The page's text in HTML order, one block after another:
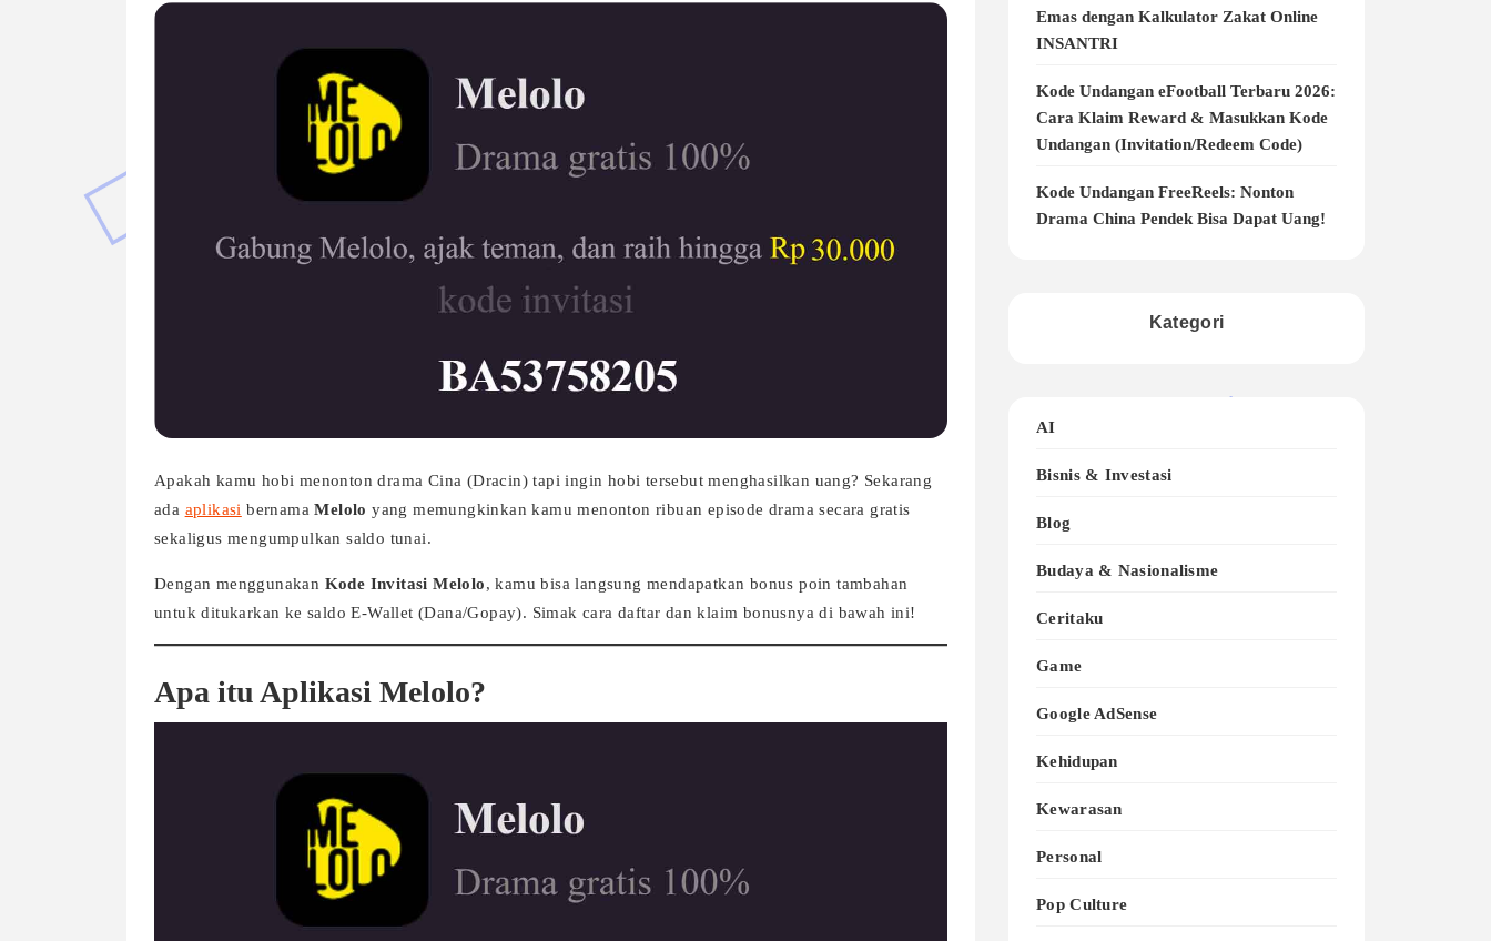
Apakah kamu hobi menonton drama Cina (Dracin) tapi ingin hobi tersebut menghasilkan uang? Sekarang
ada aplikasi bernamaMelolo yang memungkinkan kamu menonton ribuan episode drama secara gratis
sekaligus mengumpulkan saldo tunai.
Dengan menggunakan Kode Invitasi Melolo, kamu bisa langsung mendapatkan bonus poin tambahan
untuk ditukarkan ke saldo E-Wallet (Dana/Gopay). Simak cara daftar dan klaim bonusnya di bawah ini!
Apa itu Aplikasi Melolo?
Emas dengan Kalkulator Zakat Online
INSANTRI
Kode Undangan eFootball Terbaru 2026:
Cara Klaim Reward & Masukkan Kode
Undangan (Invitation/Redeem Code)
Kode Undangan FreeReels: Nonton
Drama China Pendek Bisa Dapat Uang!
Kategori
AI
Bisnis & Investasi
Blog
Budaya & Nasionalisme
Ceritaku
Game
Google AdSense
Kehidupan
Kewarasan
Personal
Pop Culture